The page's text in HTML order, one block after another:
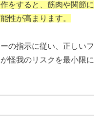
をすると、筋肉や関節に
性が高まります。
の指示に従い、正しいフ
怪我のリスクを最小限に